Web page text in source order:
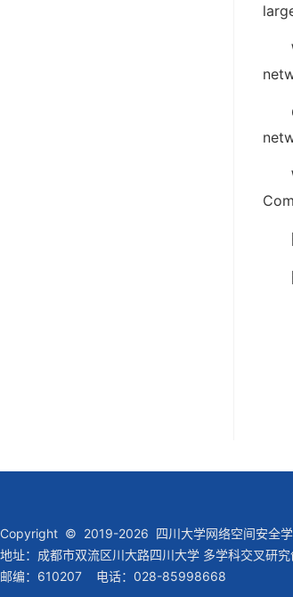
Copyright © 2019-2026 四川大学网络空间安全学
地址：成都市双流区川大路四川大学 多学科交叉研
邮编：610207 电话：028-85998668